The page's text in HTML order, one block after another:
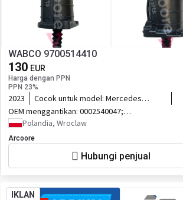
WABCO 9700514410
130 EUR
Harga dengan PPN
PPN 23%
2023 Cocok untuk model: Mercedes
Actros euro 6
OEM menggantikan: 0002540047;
A0002540047; 0002540447;
9700514310; 9700514410;
Polandia, Wroclaw
Arcoore
Hubungi penjual
IKLAN